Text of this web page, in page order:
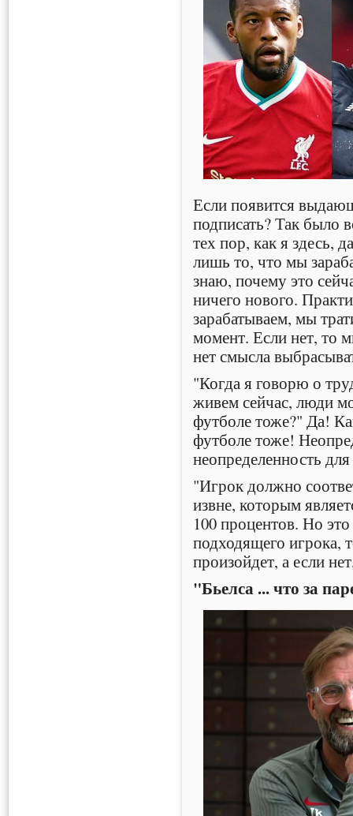
Если появится
подписать? Так было
тех пор, как я здесь,
лишь то, что мы
знаю, почему это
ничего нового.
зарабатываем, мы
момент. Если нет, то
нет смысла
"Когда я говорю о
живем сейчас, люди
футболе тоже?" Да!
футболе тоже!
неопределенность
"Игрок должно
извне, которым
100 процентов. Но
подходящего игрока,
произойдет, а если
"Бьелса ... что за